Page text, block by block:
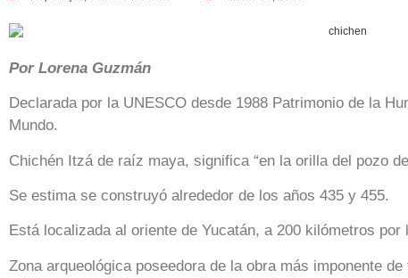
Por Lorena Guzmán
Declarada por la UNESCO desde 1988 Patrimonio de la
Mundo.
Chichén Itzá de raíz maya, significa “en la orilla del pozo
Se estima se construyó alrededor de los años 435 y 455.
Está localizada al oriente de Yucatán, a 200 kilómetros
Zona arqueológica poseedora de la obra más imponente